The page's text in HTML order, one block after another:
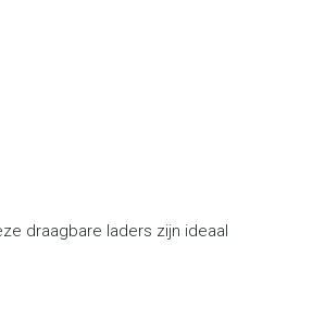
draagbare laders zijn ideaal